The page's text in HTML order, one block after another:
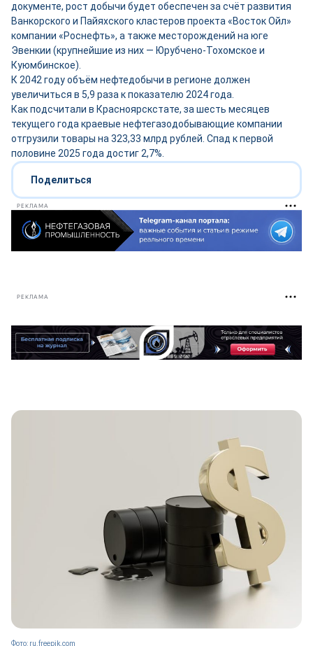
документе, рост добычи будет обеспечен за счёт развития
Ванкорского и Пайяхского кластеров проекта «Восток Ойл»
компании «Роснефть», а также месторождений на юге
Эвенкии (крупнейшие из них — Юрубчено-Тохомское и
Куюмбинское).
К 2042 году объём нефтедобычи в регионе должен
увеличиться в 5,9 раза к показателю 2024 года.
Как подсчитали в Красноярскстате, за шесть месяцев
текущего года краевые нефтегазодобывающие компании
отгрузили товары на 323,33 млрд рублей. Спад к первой
половине 2025 года достиг 2,7%.
Поделиться
РЕКЛАМА
РЕКЛАМА
Фото: ru.freepik.com